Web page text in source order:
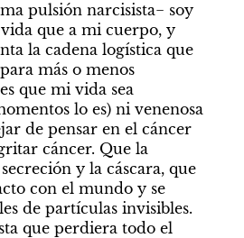
pulsión narcisista− soy
que a mi cuerpo, y
la cadena logística que
más o menos
que mi vida sea
lo es) ni venenosa
de pensar en el cáncer
cáncer. Que la
y la cáscara, que
con el mundo y se
de partículas invisibles.
que perdiera todo el